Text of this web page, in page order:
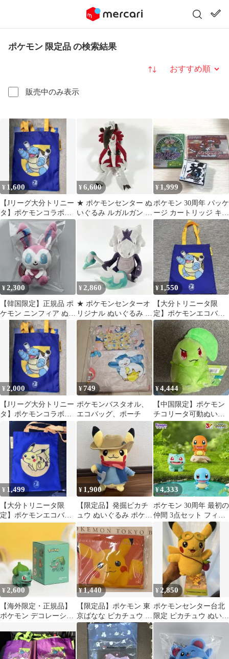
ポケモン 限定品 の検索結果
販売中のみ表示
並び替え
¥ 1,600
【Jリーグ大分トリニー
タ】ポケモンコラボエ
コバッグ【カメック
ス】
¥6,600
★ ポケモンセンター ぬ
いぐるみ ルガルガン ま
トモンスター サンムー
ン ポケセン 限定 当時
物 レア 現状品
¥ 1,999
ポケモン 30周年 パッケ
ージ カートリッジ キー
ホルダー 緑 ルビー ホ
ワイト
¥2,300
【韓国限定】正規品 ポ
ケモン ニンフィア ぬい
ぐるみ キーホルダー
キーリング
¥2,860
★ ポケモンセンターオ
リジナル ぬいぐるみ ア
ローラガラガラ ガラガ
ラ アローラのすがた ポ
ケセン 限定 公式 グッ
ズ 現状品
¥ 1,550
【大分トリニータ限
定】ポケモンエコバッ
グ Jリーグ カメック
ス ピカチュウ
¥2,000
【Jリーグ大分トリニー
タ】ポケモンコラボエ
コバッグ【カメック
ス】
¥749
ポケモンバスタオル、
エコバッグ、ポーチ
¥4,444
【中国限定】ポケモン
チコリータ可動ぬいぐ
るみ 頭の葉っぱ動きま
す！
¥ 1,499
【大分トリニータ限
定】ポケモンエコバッ
グ Jリーグ カメック
¥ 1,900
【限定品】発掘ピカチ
ュウ ぬいぐるみ ポケモ
¥4,333
ポケモン 30周年 最初の
仲間 3点セット フィギ
ュア カントー地方 フシ
ギダネ ヒトカゲ ゼニガ
¥2,600
【海外限定・正規品】
ポケモン デコレーショ
5.5cm
¥1,440
【限定品】ポケモン 東
京ばなな ピカチュウ エ
コバッグ
¥ 2,850
ポケモンセンター台北
限定 ピカチュウ ぬいぐ
るみ 台湾 夜市デザイン
タグ付き